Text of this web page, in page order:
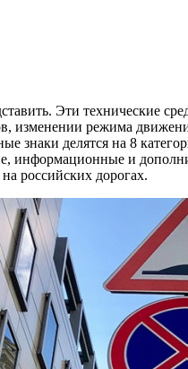
Эти технические
изменении режима
знаки делятся на 8
и
российских дорогах.